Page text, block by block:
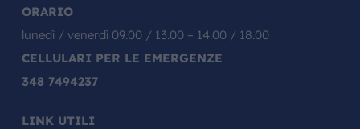
ORARIO
lunedì / venerdì 09.00 / 13.00 – 14.00 / 18.00
CELLULARI PER LE EMERGENZE
348 7494237
LINK UTILI